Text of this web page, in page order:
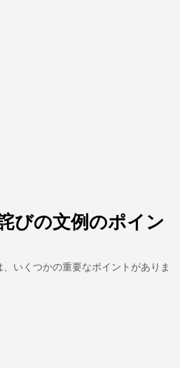
びの文例のポイン
いくつかの重要なポイントがありま